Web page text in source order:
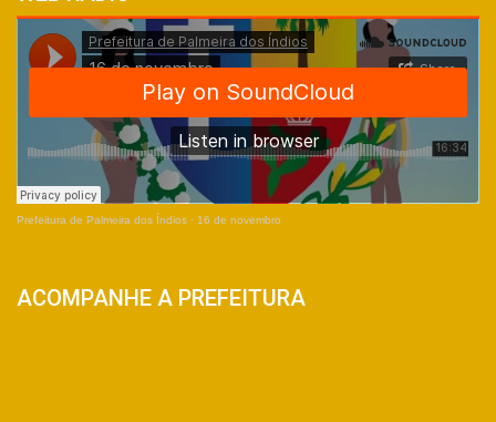
Prefeitura de Palmeira dos Índios · 16 de novembro
ACOMPANHE A PREFEITURA